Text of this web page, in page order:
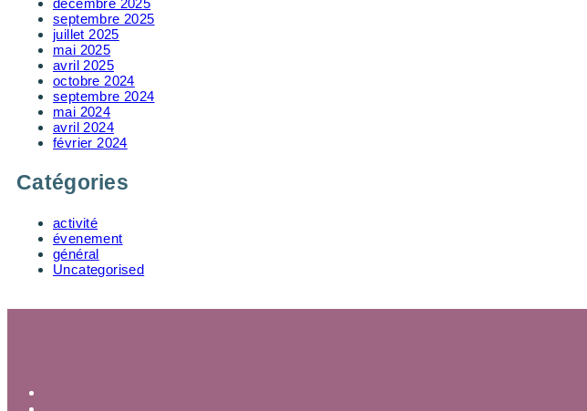
décembre 2025
septembre 2025
juillet 2025
mai 2025
avril 2025
octobre 2024
septembre 2024
mai 2024
avril 2024
février 2024
Catégories
activité
évenement
général
Uncategorised